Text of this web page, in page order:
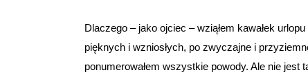
Dlaczego – jako ojciec – wziąłem kawałek
pięknych i wzniosłych, po zwyczajne i
ponumerowałem wszystkie powody. Ale nie